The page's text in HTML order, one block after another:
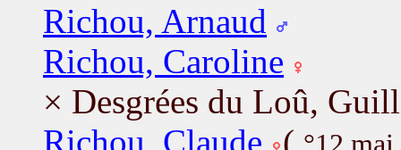
Richou, Arnaud
Richou, Caroline
× Desgrées du Loû,
Richou, Claude (